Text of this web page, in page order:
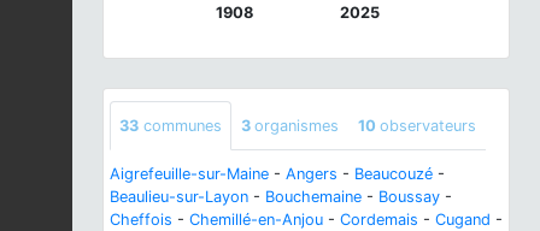
1908 2025
33 communes 3 organismes 10 observateurs
Aigrefeuille-sur-Maine - Angers - Beaucouzé -
Beaulieu-sur-Layon - Bouchemaine - Boussay -
Cheffois - Chemillé-en-Anjou - Cordemais - Cugand -